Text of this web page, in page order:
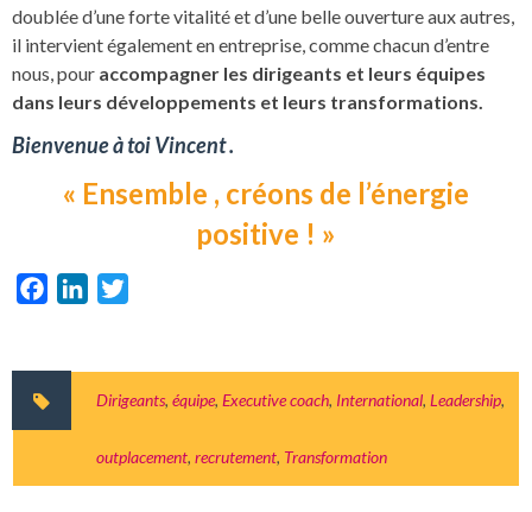
doublée d’une forte vitalité et d’une belle ouverture aux autres,
il intervient également en entreprise, comme chacun d’entre
nous, pour accompagner les dirigeants et leurs équipes
dans leurs développements et leurs transformations.
Bienvenue à toi Vincent .
« Ensemble , créons de l’énergie
positive ! »
FacebookLinkedIn
Dirigeants, équipe, Executive coach, International, Leadership,
outplacement, recrutement, Transformation